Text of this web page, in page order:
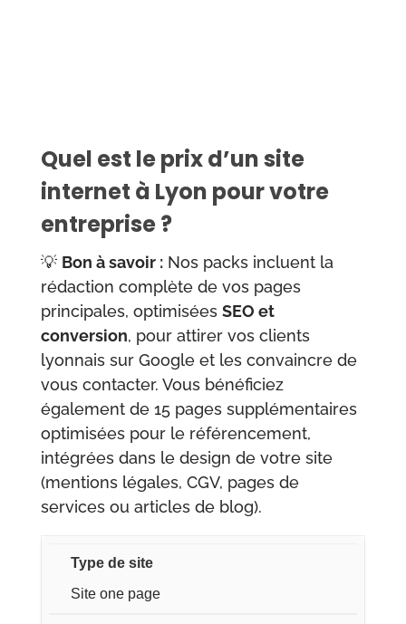
Quel est le prix d’un site
internet à Lyon pour votre
entreprise ?
💡 Bon à savoir :Nos packs incluent la
rédaction complète de vos pages
principales, optimisées SEO et
conversion, pour attirer vos clients
lyonnais sur Google et les convaincre de
vous contacter. Vous bénéficiez
également de 15 pages supplémentaires
optimisées pour le référencement,
intégrées dans le design de votre site
(mentions légales, CGV, pages de
services ou articles de blog).
Site one page